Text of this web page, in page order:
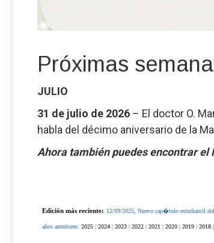
Próximas
JULIO
31 de julio de 2026 – El doctor O.
habla del décimo aniversario de la
Ahora también puedes encontrar el